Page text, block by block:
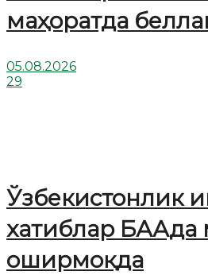
маҳоратда
05.08.2026
29
Ўзбекистонлик
хатиблар БААда
оширмоқда